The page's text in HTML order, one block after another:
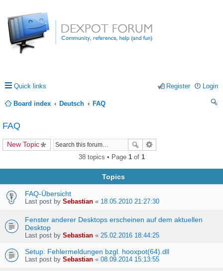
Quick links Login
Register
Board index Deutsch
FAQ
FAQ
New Topic
38 topics • Page 1of 1
Topics
FAQ-Übersicht
Last post by Sebastian « 18.05.2010 21:27:30
Fenster anderer Desktops erscheinen auf dem aktuellen
Desktop
Last post by Sebastian « 25.02.2016 18:44:25
Setup: Fehlermeldungen bzgl. hooxpot(64).dll
Last post by Sebastian « 08.09.2014 15:13:55